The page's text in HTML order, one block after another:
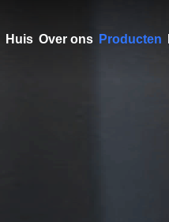
Huis Over ons Producten